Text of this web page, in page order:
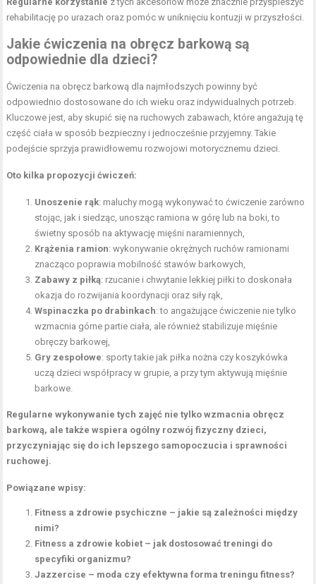
rehabilitację po urazach oraz pomóc w uniknięciu kontuzji w przyszłości.
Jakie ćwiczenia na obręcz barkową są
odpowiednie dla dzieci?
Ćwiczenia na obręcz barkową dla najmłodszych powinny być
odpowiednio dostosowane do ich wieku oraz indywidualnych potrzeb.
Kluczowe jest, aby skupić się na ruchowych zabawach, które angażują tę
część ciała w sposób bezpieczny i jednocześnie przyjemny. Takie
podejście sprzyja prawidłowemu rozwojowi motorycznemu dzieci.
Oto kilka propozycji ćwiczeń:
Unoszenie rąk: maluchy mogą wykonywać to ćwiczenie zarówno
stojąc, jak i siedząc, unosząc ramiona w górę lub na boki, to
świetny sposób na aktywację mięśni naramiennych,
Krążenia ramion: wykonywanie okrężnych ruchów ramionami
znacząco poprawia mobilność stawów barkowych,
Zabawy z piłką: rzucanie i chwytanie lekkiej piłki to doskonała
okazja do rozwijania koordynacji oraz siły rąk,
Wspinaczka po drabinkach: to angażujące ćwiczenie nie tylko
wzmacnia górne partie ciała, ale również stabilizuje mięśnie
obręczy barkowej,
Gry zespołowe: sporty takie jak piłka nożna czy koszykówka
uczą dzieci współpracy w grupie, a przy tym aktywują mięśnie
barkowe.
Regularne wykonywanie tych zajęć nie tylko wzmacnia obręcz
barkową, ale także wspiera ogólny rozwój fizyczny dzieci,
przyczyniając się do ich lepszego samopoczucia i sprawności
ruchowej.
Powiązane wpisy:
Fitness a zdrowie psychiczne – jakie są zależności między
nimi?
Fitness a zdrowie kobiet – jak dostosować treningi do
specyfiki organizmu?
Jazzercise – moda czy efektywna forma treningu fitness?